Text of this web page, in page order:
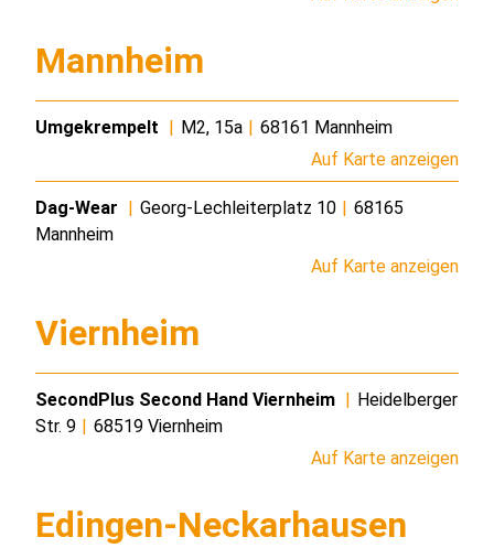
Mannheim
Umgekrempelt M2, 15a
68161 Mannheim
Auf Karte anzeigen
Dag-Wear Georg-Lechleiterplatz 10
68165
Mannheim
Auf Karte anzeigen
Viernheim
SecondPlus Second Hand Viernheim
Heidelberger
Str. 9
68519 Viernheim
Auf Karte anzeigen
Edingen-Neckarhausen